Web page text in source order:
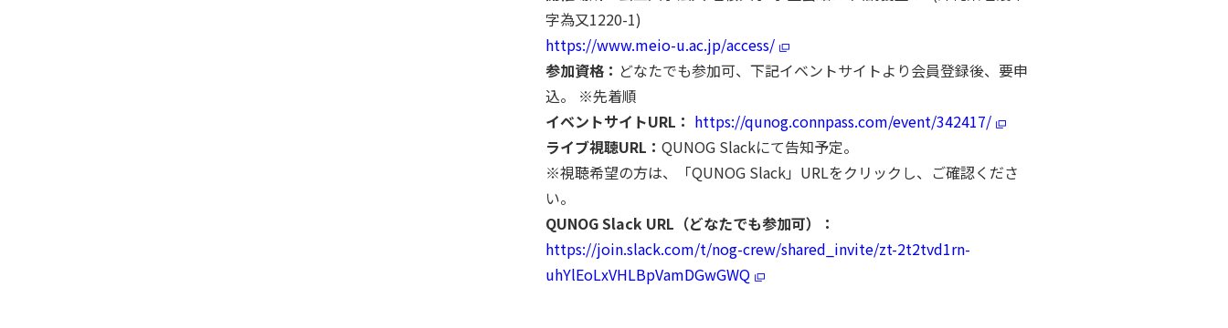
字為又1220-1)
https://www.meio-u.ac.jp/access/
参加資格： どなたでも参加可、下記イベントサイトより会員登録後、要申
込。 ※先着順
イベントサイトURL： https://qunog.connpass.com/event/342417/
ライブ視聴URL： QUNOG Slackにて告知予定。
※視聴希望の方は、「QUNOG Slack」URLをクリックし、ご確認くださ
い。
QUNOG Slack URL（どなたでも参加可）：
https://join.slack.com/t/nog-crew/shared_invite/zt-2t2tvd1rn-
uhYlEoLxVHLBpVamDGwGWQ